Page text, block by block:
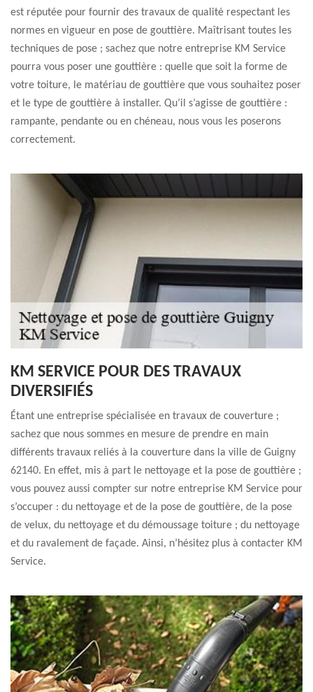
est réputée pour fournir des travaux de qualité respectant les
normes en vigueur en pose de gouttière. Maîtrisant toutes les
techniques de pose ; sachez que notre entreprise KM Service
pourra vous poser une gouttière : quelle que soit la forme de
votre toiture, le matériau de gouttière que vous souhaitez poser
et le type de gouttière à installer. Qu’il s’agisse de gouttière :
rampante, pendante ou en chéneau, nous vous les poserons
correctement.
KM SERVICE POUR DES TRAVAUX
DIVERSIFIÉS
Étant une entreprise spécialisée en travaux de couverture ;
sachez que nous sommes en mesure de prendre en main
différents travaux reliés à la couverture dans la ville de Guigny
62140. En effet, mis à part le nettoyage et la pose de gouttière ;
vous pouvez aussi compter sur notre entreprise KM Service pour
s’occuper : du nettoyage et de la pose de gouttière, de la pose
de velux, du nettoyage et du démoussage toiture ; du nettoyage
et du ravalement de façade. Ainsi, n’hésitez plus à contacter KM
Service.